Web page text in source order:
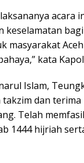
acara
keselamatan
masyarakat
kata
Islam,
dan terima
Telah
1444 hijriah